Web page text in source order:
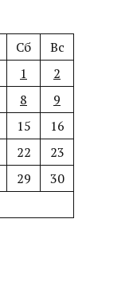
Сб
Вс
1
2
8
9
15
16
22
23
29
30